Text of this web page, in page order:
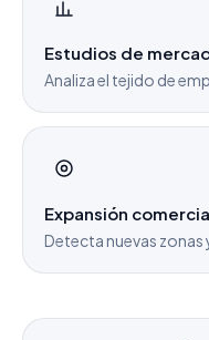
Estudios de
Analiza el tejido de
Expansión
Detecta nuevas